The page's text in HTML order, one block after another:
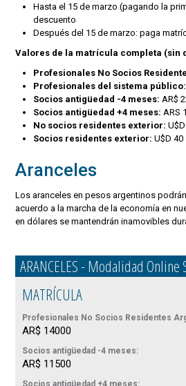
Hasta el 15 de marzo (pagando la
descuento
Después del 15 de marzo: paga
Valores de la matrícula completa (sin
Profesionales No Socios
Profesionales del sistema
Socios antigüedad -4 meses:AR$
Socios antigüedad +4 meses:ARS
No socios residentes exterior:
Socios residentes exterior:U$D 40
Aranceles
Los aranceles en pesos argentinos
acuerdo a la marcha de la economía en
en dólares se mantendrán inamovibles
ARANCELES - Modalidad Online
MATRÍCULA
Profesionales No Socios Residentes
AR$ 14000
Socios antigüedad -4 meses:
AR$ 11500